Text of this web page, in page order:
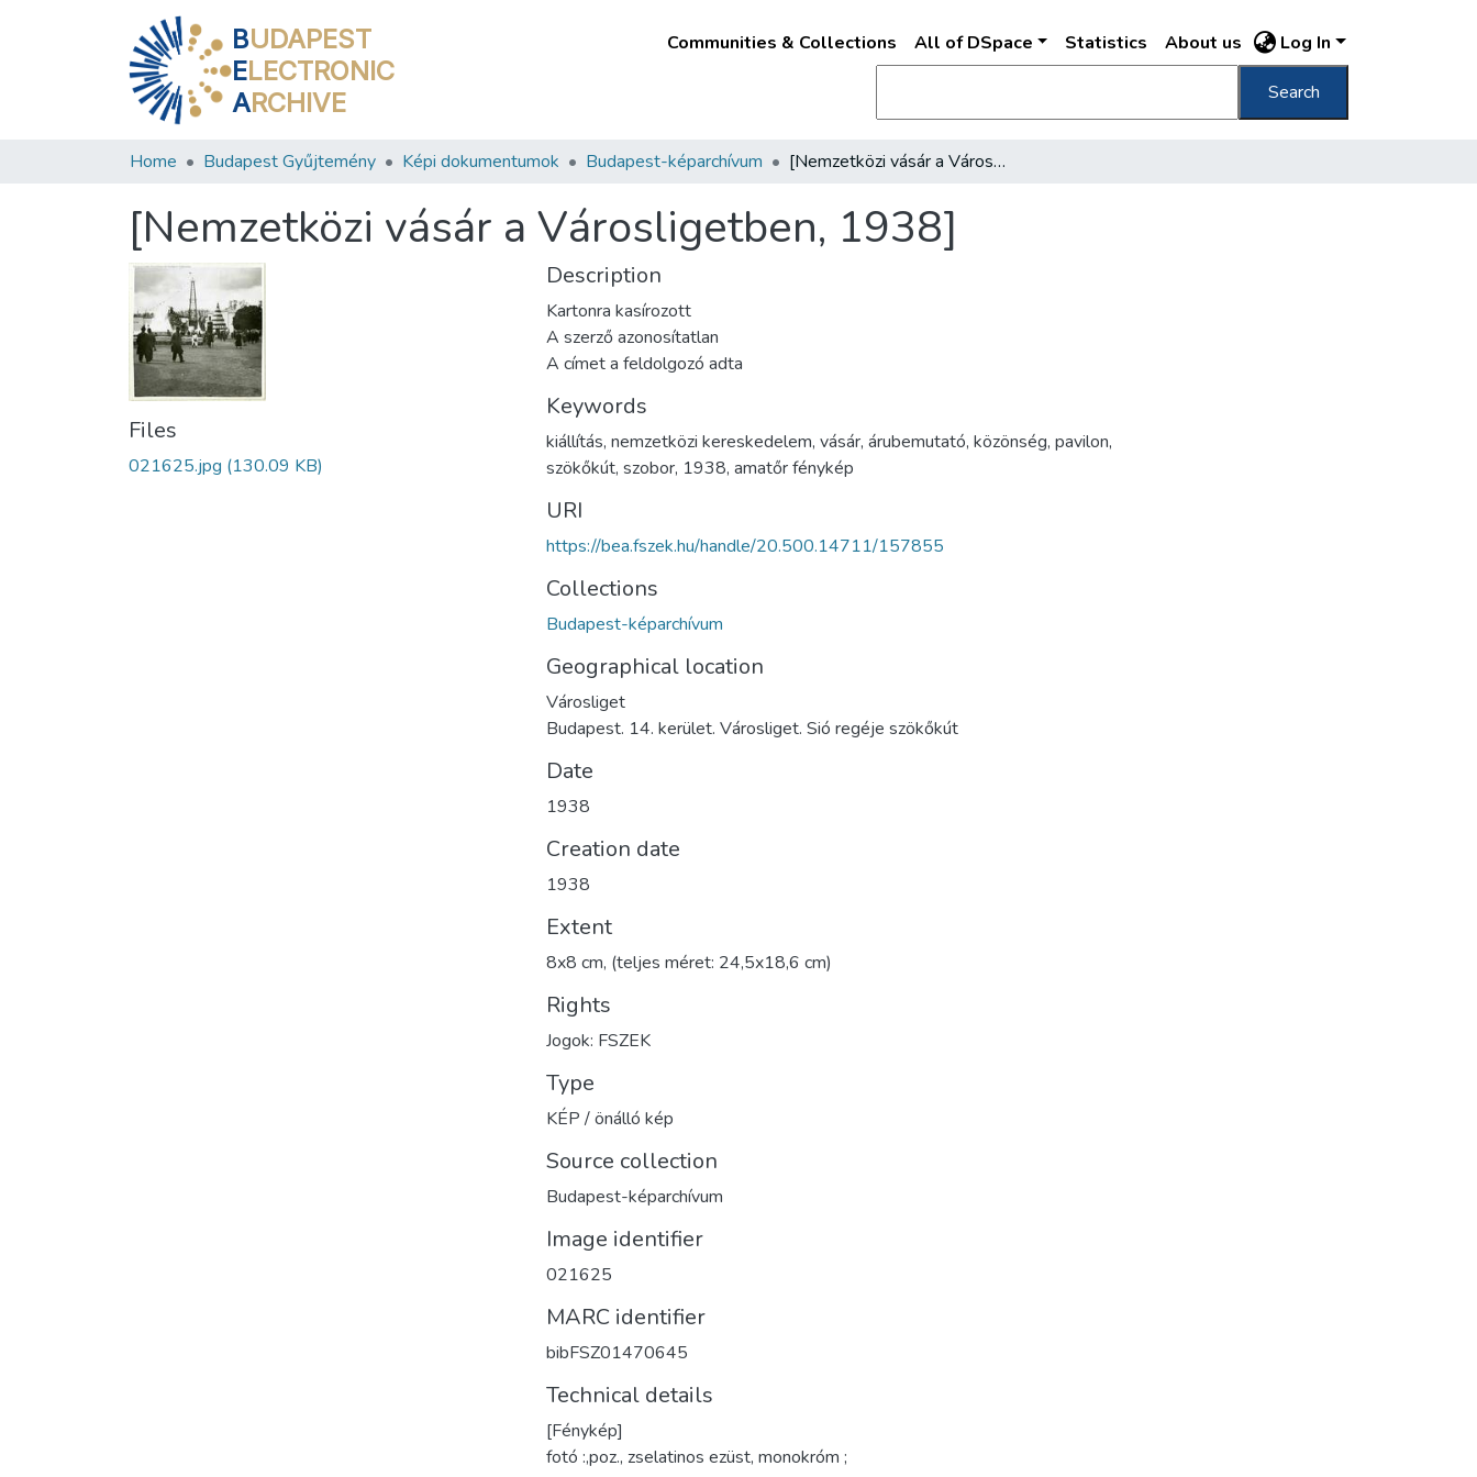
BUDAPEST
ELECTRONIC
ARCHIVE
Communities & Collections All of DSpace Statistics About us Log In
Search
Home Budapest Gyűjtemény Képi dokumentumok Budapest-képarchívum [Nemzetközi vásár a Városligetben, 1938]
[Nemzetközi vásár a Városligetben, 1938]
Files
021625.jpg (130.09 KB)
Description
Kartonra kasírozott
A szerző azonosítatlan
A címet a feldolgozó adta
Keywords
kiállítás, nemzetközi kereskedelem, vásár, árubemutató, közönség, pavilon,
szökőkút, szobor, 1938, amatőr fénykép
URI
https://bea.fszek.hu/handle/20.500.14711/157855
Collections
Budapest-képarchívum
Geographical location
Városliget
Budapest. 14. kerület. Városliget. Sió regéje szökőkút
Date
1938
Creation date
1938
Extent
8x8 cm, (teljes méret: 24,5x18,6 cm)
Rights
Jogok: FSZEK
Type
KÉP / önálló kép
Source collection
Budapest-képarchívum
Image identifier
021625
MARC identifier
bibFSZ01470645
Technical details
[Fénykép]
fotó :,poz., zselatinos ezüst, monokróm ;